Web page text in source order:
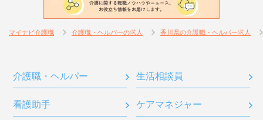
マイナビ介護職 介護職・ヘルパーの求人 香川県の介護職・ヘルパー求人
介護職・ヘルパー 生活相談員
看護助手 ケアマネジャー